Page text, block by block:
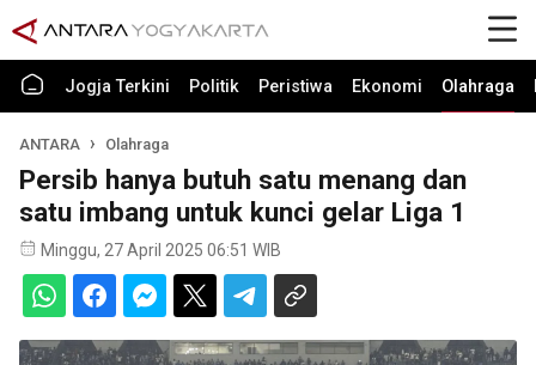
Jogja Terkini Politik Peristiwa Ekonomi Olahraga
ANTARA Olahraga
Persib hanya butuh satu menang dan
satu imbang untuk kunci gelar Liga 1
Minggu, 27 April 2025 06:51 WIB